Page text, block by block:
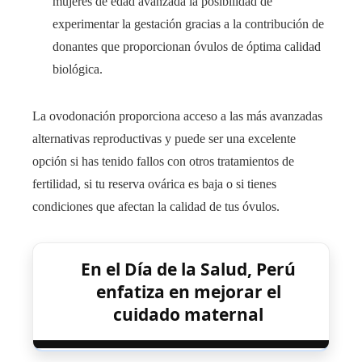
experimentar la gestación gracias a la contribución de
donantes que proporcionan óvulos de óptima calidad
biológica.
La ovodonación proporciona acceso a las más avanzadas
alternativas reproductivas y puede ser una excelente
opción si has tenido fallos con otros tratamientos de
fertilidad, si tu reserva ovárica es baja o si tienes
condiciones que afectan la calidad de tus óvulos.
En el Día de la Salud, Perú
enfatiza en mejorar el
cuidado maternal